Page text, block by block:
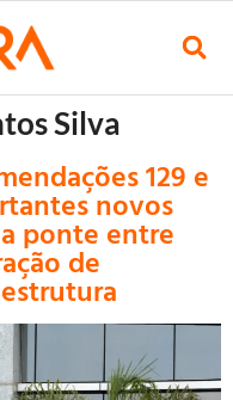
Silva
129 e
novos
ponte entre
de